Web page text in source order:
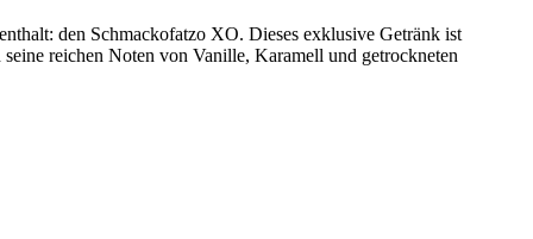
den Schmackofatzo XO. Dieses exklusive Getränk ist
reichen Noten von Vanille, Karamell und getrockneten